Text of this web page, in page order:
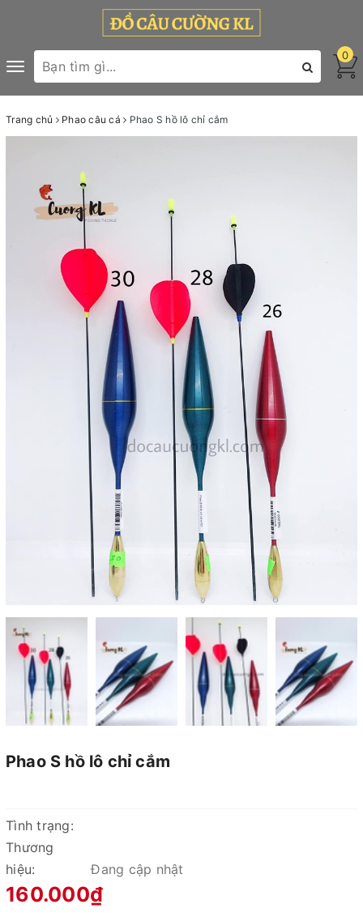
Toggle
navigation
0
Trang chủ Phao câu cá Phao S hồ lô chỉ cắm
Phao S hồ lô chỉ cắm
Tình trạng:
Thương
hiệu:
Đang cập nhật
160.000₫